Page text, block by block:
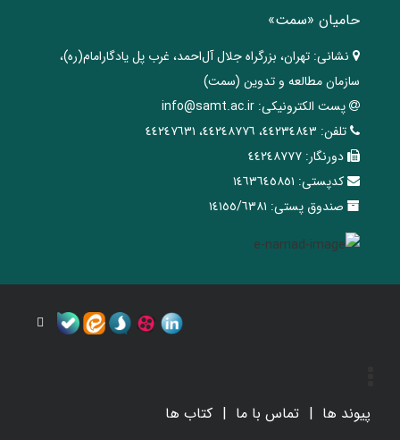
حامیان «سمت»
نشانی: تهران، ‌بزرگراه ‌جلال آل‌احمد، غرب پل يادگار‌امام(ره)‌،
سازمان مطالعه و تدوین‌ (سمت)
پست الکترونیکی: info@samt.ac.ir
تلفن: ٤٤٢٣٤٨٤٣، ٤٤٢٤٨٧٧٦، ٤٤٢٤٧٦٣١
دورنگار: ٤٤٢٤٨٧٧٧
کدپستی: ١٤٦٣٦٤٥٨٥١
صندوق پستی: ١٤١٥٥/٦٣٨١
پیوند ها تماس با ما کتاب ها